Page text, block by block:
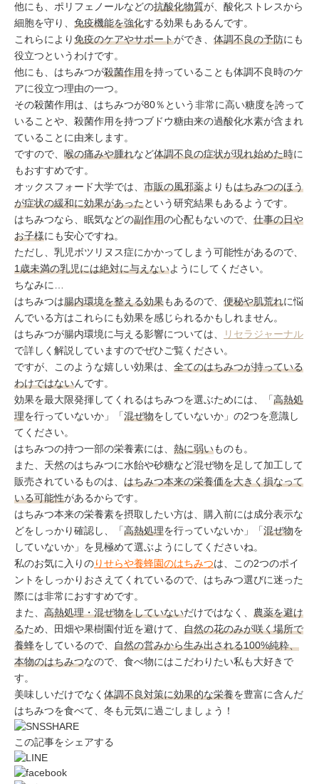
他にも、ポリフェノールなどの抗酸化物質が、酸化ストレスから
細胞を守り、 免疫機能を強化する効果もあるんです。
これらにより免疫のケアやサポートができ、 体調不良の予防にも
役立つというわけです。
他にも、はちみつが殺菌作用を持っていることも体調不良時のケ
アに役立つ理由の一つ。
その殺菌作用は、はちみつが80％という非常に高い糖度を誇って
いることや、殺菌作用を持つブドウ糖由来の過酸化水素が含まれ
ていることに由来します。
ですので、 喉の痛みや腫れなど体調不良の症状が現れ始めた時に
もおすすめです。
オックスフォード大学では、 市販の風邪薬よりもはちみつのほう
が症状の緩和に効果があったという研究結果もあるようです。
はちみつなら、眠気などの副作用の心配もないので、 仕事の日や
お子様にも安心ですね。
ただし、乳児ボツリヌス症にかかってしまう可能性があるので、
1歳未満の乳児には絶対に与えないようにしてください。
ちなみに…
はちみつは腸内環境を整える効果もあるので、 便秘や肌荒れに悩
んでいる方はこれらにも効果を感じられるかもしれません。
はちみつが腸内環境に与える影響については、
リセラジャーナル
で詳しく解説していますのでぜひご覧ください。
ですが、このような嬉しい効果は、 全てのはちみつが持っている
わけではないんです。
効果を最大限発揮してくれるはちみつを選ぶためには、「高熱処
理を行っていないか」「混ぜ物をしていないか」の2つを意識し
てください。
はちみつの持つ一部の栄養素には、 熱に弱いものも。
また、天然のはちみつに水飴や砂糖など混ぜ物を足して加工して
販売されているものは、 はちみつ本来の栄養価を大きく損なって
いる可能性があるからです。
はちみつ本来の栄養素を摂取したい方は、購入前には成分表示な
どをしっかり確認し、「高熱処理を行っていないか」「混ぜ物を
していないか」を見極めて選ぶようにしてくださいね。
私のお気に入りのりせらや養蜂園のはちみつは、この2つのポイ
ントをしっかりおさえてくれているので、はちみつ選びに迷った
際には非常におすすめです。
また、 高熱処理・混ぜ物をしていないだけではなく、 農薬を避け
るため、田畑や果樹園付近を避けて、 自然の花のみが咲く場所で
養蜂をしているので、 自然の営みから生み出される100%純粋、
本物のはちみつなので、食べ物にはこだわりたい私も大好きで
す。
美味しいだけでなく 体調不良対策に効果的な栄養を豊富に含んだ
はちみつを食べて、冬も元気に過ごしましょう！
この記事をシェアする